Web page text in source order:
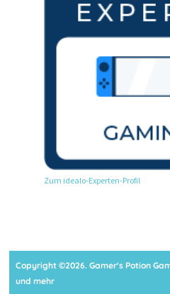
Zum idealo-Experten-Profil
Copyright ©2026. Gamer's Potion
und mehr